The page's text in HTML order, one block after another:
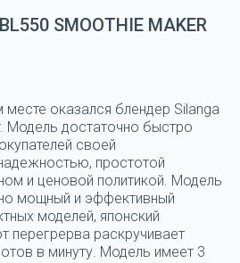
SMOOTHIE MAKER
оказался блендер Silanga
Модель достаточно быстро
своей
простотой
и ценовой политикой. Модель
мощный и эффективный
моделей, японский
перегрерва раскручивает
в минуту. Модель имеет 3